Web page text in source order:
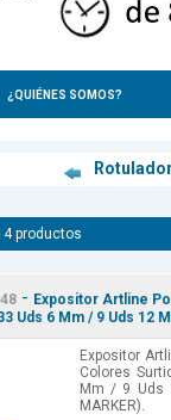
¿QUIÉNES SOMOS?
productos
- Expositor Artline
Uds 6 Mm / 9 Uds 12
Expositor
Colores
Mm / 9 Uds
MARKER).